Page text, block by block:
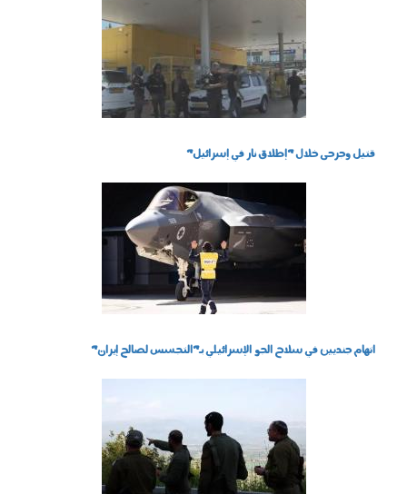
قتيل وجرحى خلال "إطلاق نار في إسرائيل"
اتهام جنديين في سلاح الجو الإسرائيلي بـ"التجسس لصالح إيران"